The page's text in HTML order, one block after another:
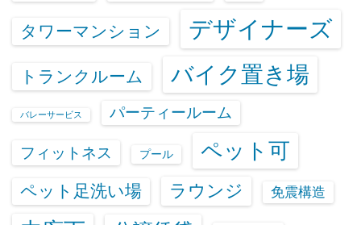
タワーマンション デザイナーズ
トランクルーム バイク置き場
バレーサービス パーティールーム
フィットネス プール ペット可
ペット足洗い場 ラウンジ 免震構造